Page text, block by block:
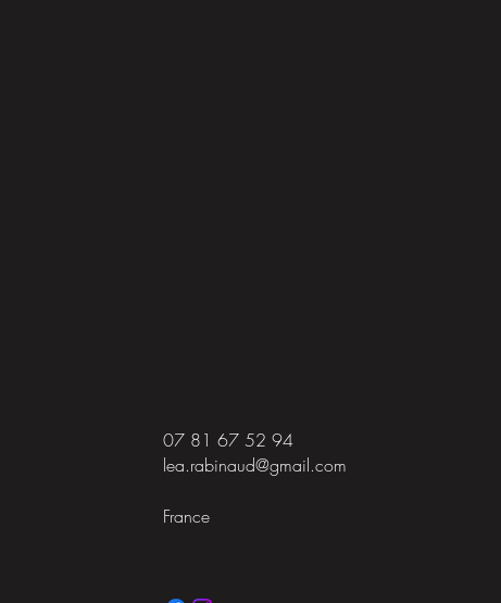
07 81 67 52 94
lea.rabinaud@gmail.com
France